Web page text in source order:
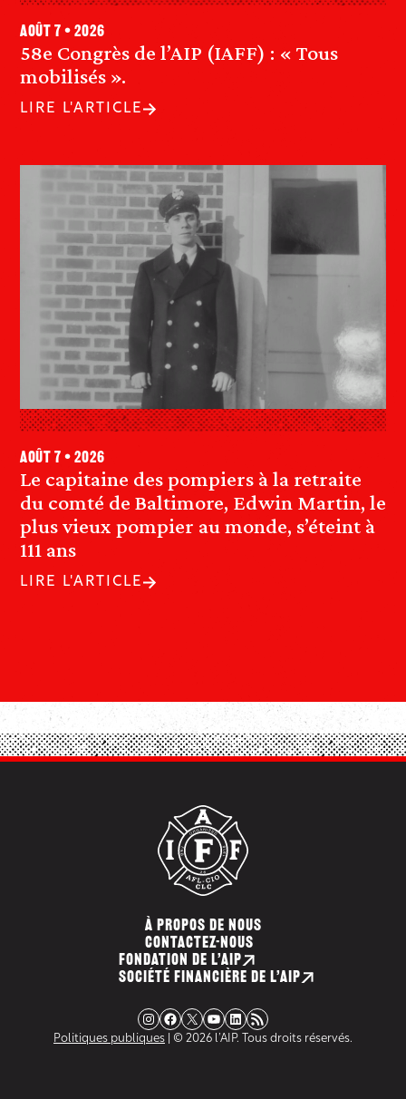
58e Congrès de l’AIP (IAFF) : « Tous
mobilisés ».
août 7 • 2026
LIRE L'ARTICLE
Le capitaine des pompiers à la retraite
du comté de Baltimore, Edwin Martin, le
plus vieux pompier au monde, s’éteint à
111 ans
août 7 • 2026
LIRE L'ARTICLE
À PROPOS DE NOUS
CONTACTEZ-NOUS
FONDATION DE L’AIP
SOCIÉTÉ FINANCIÈRE DE L’AIP
Instagram Facebook X YouTube LinkedIn Flux RSS
Politiques publiques | © 2026 l’AIP. Tous droits réservés.